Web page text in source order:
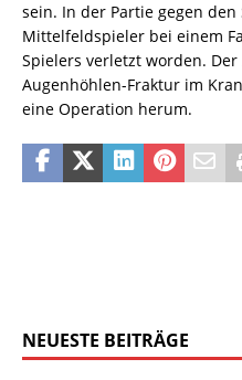
sein. In der Partie gegen den
Mittelfeldspieler bei einem
Spielers verletzt worden.
Augenhöhlen-Fraktur im
eine Operation herum.
NEUESTE BEITRÄGE